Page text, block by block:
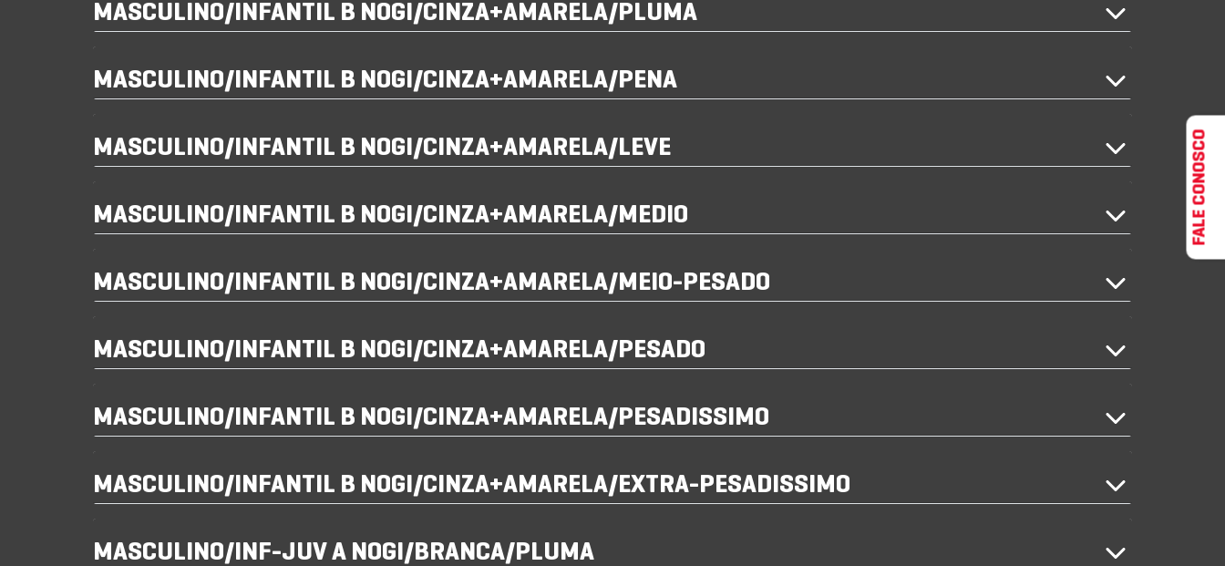
MASCULINO/INFANTIL B NOGI/CINZA+AMARELA/PLUMA
MASCULINO/INFANTIL B NOGI/CINZA+AMARELA/PENA
MASCULINO/INFANTIL B NOGI/CINZA+AMARELA/LEVE
MASCULINO/INFANTIL B NOGI/CINZA+AMARELA/MEDIO
MASCULINO/INFANTIL B NOGI/CINZA+AMARELA/MEIO-PESADO
MASCULINO/INFANTIL B NOGI/CINZA+AMARELA/PESADO
MASCULINO/INFANTIL B NOGI/CINZA+AMARELA/PESADISSIMO
MASCULINO/INFANTIL B NOGI/CINZA+AMARELA/EXTRA-PESADISSIMO
MASCULINO/INF-JUV A NOGI/BRANCA/PLUMA
FALE CONOSCO